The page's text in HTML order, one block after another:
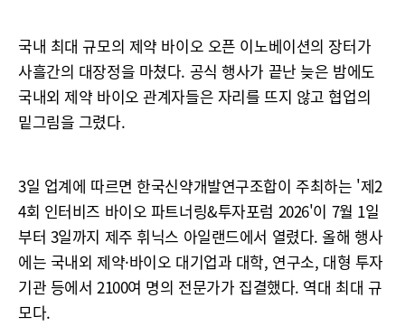
국내 최대 규모의 제약 바이오 오픈 이노베이션의 장터가
사흘간의 대장정을 마쳤다. 공식 행사가 끝난 늦은 밤에도
국내외 제약 바이오 관계자들은 자리를 뜨지 않고 협업의
밑그림을 그렸다.
3일 업계에 따르면 한국신약개발연구조합이 주최하는 '제2
4회 인터비즈 바이오 파트너링&투자포럼 2026'이 7월 1일
부터 3일까지 제주 휘닉스 아일랜드에서 열렸다. 올해 행사
에는 국내외 제약·바이오 대기업과 대학, 연구소, 대형 투자
기관 등에서 2100여 명의 전문가가 집결했다. 역대 최대 규
모다.